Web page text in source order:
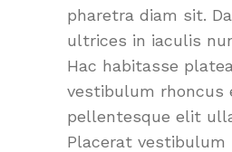
pharetra diam sit.
ultrices in iaculis
Hac habitasse
vestibulum rhoncus
pellentesque elit
Placerat vestibulum